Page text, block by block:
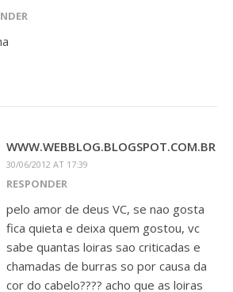
WWW.WEBBLOG.BLOGSPOT.COM.BR
30/06/2012 AT 17:39
RESPONDER
pelo amor de deus VC, se nao gosta
fica quieta e deixa quem gostou, vc
sabe quantas loiras sao criticadas e
chamadas de burras so por causa da
cor do cabelo???? acho que as loiras